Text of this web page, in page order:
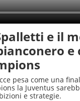
e il
e
pesa come una
la Juventus
e strategie.